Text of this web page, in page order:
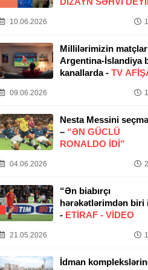
10.06.2026
Millilərimizin
Argentina-İslandiya
kanallarda - TV
09.06.2026
Nesta Messini
– “ƏN GÜCLÜ
RONALDO IDI”
04.06.2026
“Ən biabırçı
hərəkətlərimdən biri
- ETIRAF - VİDEO
21.05.2026
İdman